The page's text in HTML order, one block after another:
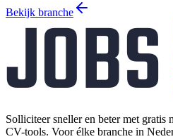
Bekijk branche
Solliciteer sneller en beter met gratis
CV-tools. Voor élke branche in